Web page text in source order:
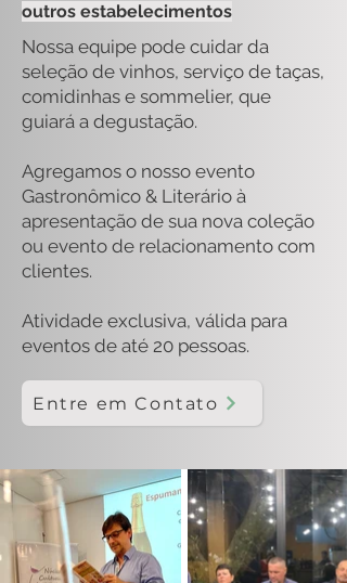
outros estabelecimentos
Nossa equipe pode cuidar da
seleção de vinhos, serviço de taças,
comidinhas e sommelier, que
guiará a degustação.
Agregamos o nosso evento
Gastronômico & Literário à
apresentação de sua nova coleção
ou evento de relacionamento com
clientes.
Atividade exclusiva, válida para
eventos de até 20 pessoas.
Entre em Contato